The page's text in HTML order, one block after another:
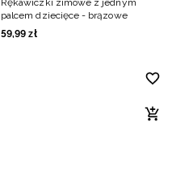
Rękawiczki zimowe z jednym
palcem dziecięce - brązowe
59,99 zł